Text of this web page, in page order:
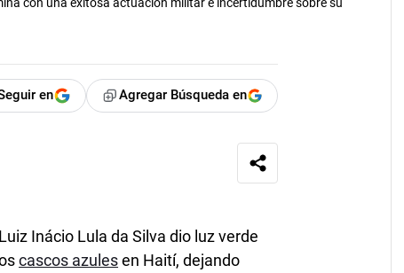
en Agregar Búsqueda en
Inácio Lula da Silva dio luz verde
cascos azulesen Haití, dejando